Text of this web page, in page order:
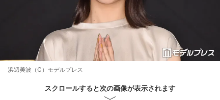
浜辺美波（C）モデルプレス
スクロールすると次の画像が表示されます